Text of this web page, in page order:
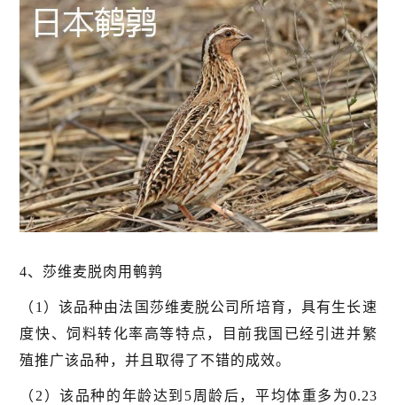
4、莎维麦脱肉用鹌鹑
（1）该品种由法国莎维麦脱公司所培育，具有生长速
度快、饲料转化率高等特点，目前我国已经引进并繁
殖推广该品种，并且取得了不错的成效。
（2）该品种的年龄达到5周龄后，平均体重多为0.23